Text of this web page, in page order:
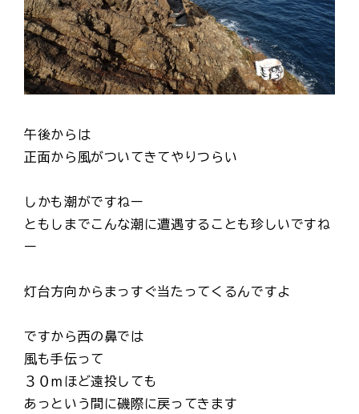
午後からは
正面から風がついてきてやりつらい
しかも潮がですねー
ともしまでこんな潮に遭遇することも珍しいですね
ー
灯台方向からまっすぐ当たってくるんですよ
ですから西の鼻では
風も手伝って
３０ｍほど遠投しても
あっという間に磯際に戻ってきます